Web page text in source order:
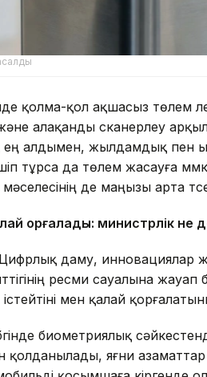
қолма-қол ақшасыз төлем
алақанды сканерлеу арқылы
алдымен, жылдамдық пен
тұрса да төлем жасауға
де маңызы арта
қорғалады: министрлік не
даму, инновациялар
ресми сауалына
мен қалай
биометриялық
қолданылады, яғни